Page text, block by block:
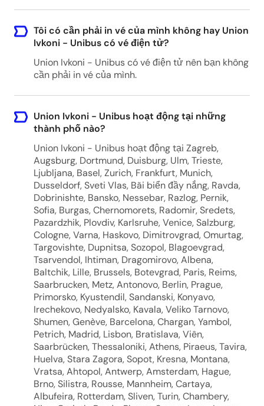
Tôi có cần phải in vé của mình không hay Union
Ivkoni - Unibus có vé điện tử?
Union Ivkoni - Unibus có vé điện tử nên bạn không
cần phải in vé của mình.
Union Ivkoni - Unibus hoạt động tại những
thành phố nào?
Union Ivkoni - Unibus hoạt động tại Zagreb,
Augsburg, Dortmund, Duisburg, Ulm, Trieste,
Ljubljana, Basel, Zurich, Frankfurt, Munich,
Dusseldorf, Sveti Vlas, Bãi biển đầy nắng, Ravda,
Dobrinishte, Bansko, Nessebar, Razlog, Pernik,
Sofia, Burgas, Chernomorets, Radomir, Sredets,
Pazardzhik, Plovdiv, Karlsruhe, Venice, Salzburg,
Cologne, Varna, Haskovo, Dimitrovgrad, Omurtag,
Targovishte, Dupnitsa, Sozopol, Blagoevgrad,
Tsarvendol, Ihtiman, Dragomirovo, Albena,
Baltchik, Lille, Brussels, Botevgrad, Paris, Reims,
Saarbrucken, Metz, Antonovo, Berlin, Prague,
Primorsko, Kyustendil, Sandanski, Konyavo,
Irechekovo, Nedyalsko, Kavala, Veliko Tarnovo,
Shumen, Genève, Barcelona, Chargan, Yambol,
Petrich, Madrid, Lisbon, Bratislava, Viên,
Saarbrücken, Thessaloniki, Athens, Piraeus, Tavira,
Huelva, Stara Zagora, Sopot, Kresna, Montana,
Vratsa, Ahtopol, Antwerp, Amsterdam, Hague,
Brno, Silistra, Rousse, Mannheim, Cartaya,
Albufeira, Rotterdam, Sliven, Turin, Chambery,